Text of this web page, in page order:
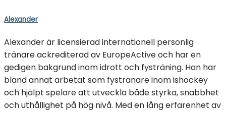
Alexander
Alexander är licensierad internationell personlig
tränare ackrediterad av EuropeActive och har en
gedigen bakgrund inom idrott och fysträning. Han har
bland annat arbetat som fystränare inom ishockey
och hjälpt spelare att utveckla både styrka, snabbhet
och uthållighet på hög nivå. Med en lång erfarenhet av